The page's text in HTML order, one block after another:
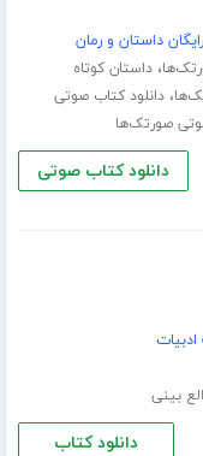
داستان و رمان
،داستان کوتاه
،دانلود کتاب صوتی
صورتک‌ها
دانلود کتاب صوتی
بینی
دانلود کتاب